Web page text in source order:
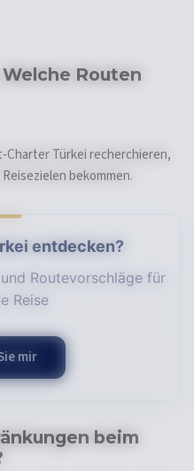
Routen
Charter Türkei recherchieren,
bekommen.
entdecken?
Routevorschläge für
Reise
mir
beim